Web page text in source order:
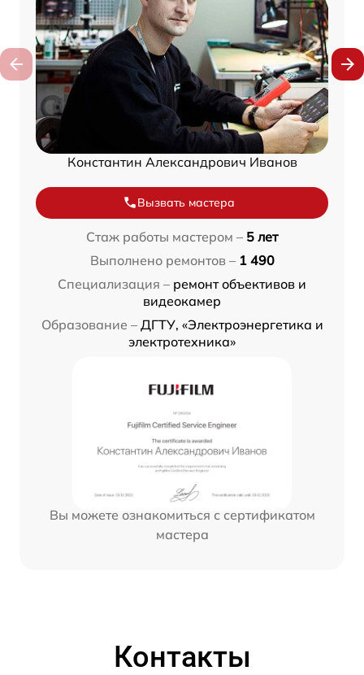
Константин Александрович Иванов
Вызвать мастера
Стаж работы мастером – 5 лет
Выполнено ремонтов – 1 490
Специализация – ремонт объективов и
видеокамер
Образование – ДГТУ, «Электроэнергетика и
электротехника»
Вы можете ознакомиться с сертификатом
мастера
Контакты